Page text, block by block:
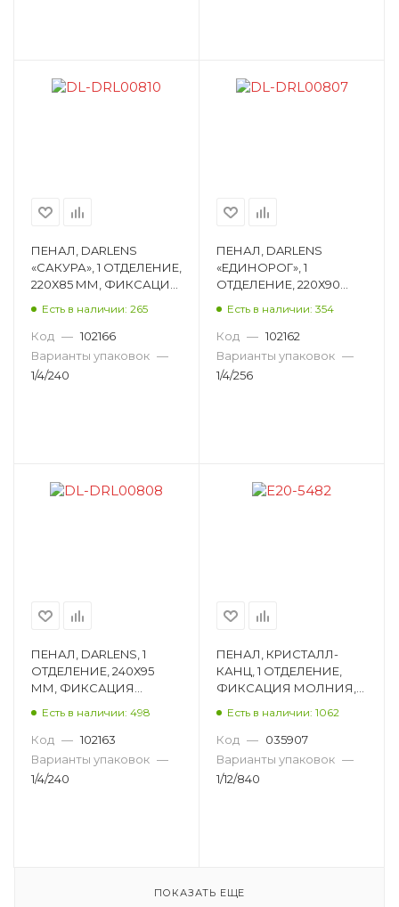
ПЕНАЛ, DARLENS
«САКУРА», 1 ОТДЕЛЕНИЕ,
220Х85 ММ, ФИКСАЦИЯ
DRL00810
Есть в наличии: 265
Код — 102166
Варианты упаковок —
1/4/240
ПЕНАЛ, DARLENS
«ЕДИНОРОГ», 1
ОТДЕЛЕНИЕ, 220Х90
ПРЯМОУГОЛЬНЫЙ DL-
DRL00807
Есть в наличии: 354
Код — 102162
Варианты упаковок —
1/4/256
ПЕНАЛ, DARLENS, 1
ОТДЕЛЕНИЕ, 240Х95
ММ, ФИКСАЦИЯ
ВОДНОЙ ОСНОВЕ DL-
DRL00808
Есть в наличии: 498
Код — 102163
Варианты упаковок —
1/4/240
ПЕНАЛ, КРИСТАЛЛ-
КАНЦ, 1 ОТДЕЛЕНИЕ,
ФИКСАЦИЯ МОЛНИЯ,
E20-5482
Есть в наличии: 1062
Код — 035907
Варианты упаковок —
1/12/840
ПОКАЗАТЬ ЕЩЕ